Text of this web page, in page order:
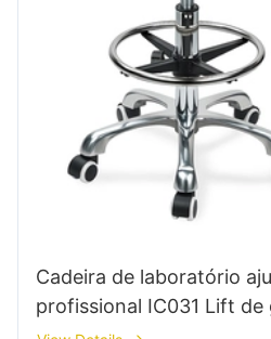
Cadeira de laboratório
profissional IC031 Lift de